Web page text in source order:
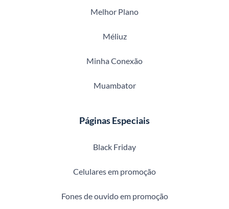
Melhor Plano
Méliuz
Minha Conexão
Muambator
Páginas Especiais
Black Friday
Celulares em promoção
Fones de ouvido em promoção